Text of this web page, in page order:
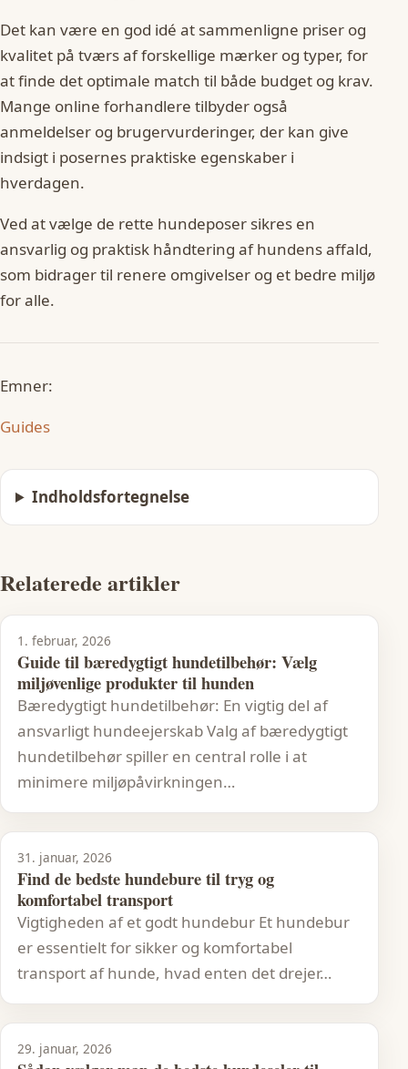
Det kan være en god idé at sammenligne priser og
kvalitet på tværs af forskellige mærker og typer, for
at finde det optimale match til både budget og krav.
Mange online forhandlere tilbyder også
anmeldelser og brugervurderinger, der kan give
indsigt i posernes praktiske egenskaber i
hverdagen.
Ved at vælge de rette hundeposer sikres en
ansvarlig og praktisk håndtering af hundens affald,
som bidrager til renere omgivelser og et bedre miljø
for alle.
Emner:
Guides
Indholdsfortegnelse
Relaterede artikler
1. februar, 2026
Guide til bæredygtigt hundetilbehør: Vælg
miljøvenlige produkter til hunden
Bæredygtigt hundetilbehør: En vigtig del af
ansvarligt hundeejerskab Valg af bæredygtigt
hundetilbehør spiller en central rolle i at
minimere miljøpåvirkningen…
31. januar, 2026
Find de bedste hundebure til tryg og
komfortabel transport
Vigtigheden af et godt hundebur Et hundebur
er essentielt for sikker og komfortabel
transport af hunde, hvad enten det drejer…
29. januar, 2026